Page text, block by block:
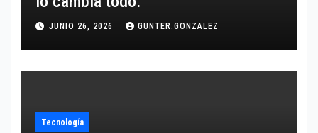
JUNIO 26, 2026 GUNTER.GONZALEZ
Tecnología